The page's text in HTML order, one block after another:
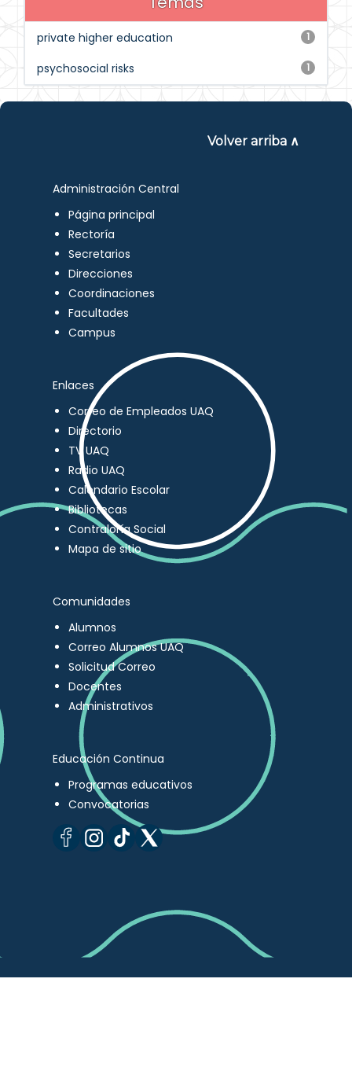
1
private higher education
1
psychosocial risks
Volver arriba ∧
Administración Central
Página principal
Rectoría
Secretarios
Direcciones
Coordinaciones
Facultades
Campus
Enlaces
Correo de Empleados UAQ
Directorio
TV UAQ
Radio UAQ
Calendario Escolar
Bibliotecas
Contraloría Social
Mapa de sitio
Comunidades
Alumnos
Correo Alumnos UAQ
Solicitud Correo
Docentes
Administrativos
Educación Continua
Programas educativos
Convocatorias